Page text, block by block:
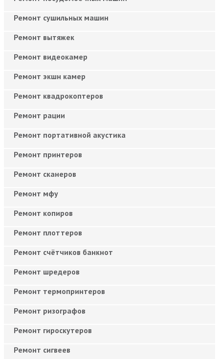
Ремонт сушильных машин
Ремонт вытяжек
Ремонт видеокамер
Ремонт экшн камер
Ремонт квадрокоптеров
Ремонт рации
Ремонт портативной акустика
Ремонт принтеров
Ремонт сканеров
Ремонт мфу
Ремонт копиров
Ремонт плоттеров
Ремонт счётчиков банкнот
Ремонт шредеров
Ремонт термопринтеров
Ремонт ризографов
Ремонт гироскутеров
Ремонт сигвеев